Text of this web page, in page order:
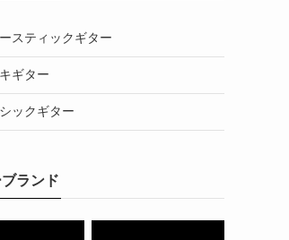
スティックギター
ギター
ックギター
ランド